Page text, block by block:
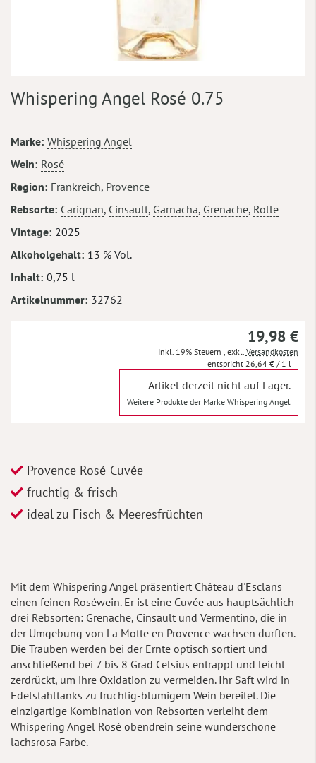
Anfang
springen
Whispering Angel Rosé 0.75
Mehr
Informationen
Marke Whispering Angel
Wein Rosé
Region Frankreich, Provence
Rebsorte Carignan, Cinsault, Garnacha, Grenache, Rolle
Vintage 2025
Alkoholgehalt 13 % Vol.
Inhalt 0,75 l
Artikelnummer 32762
19,98 €
Inkl. 19% Steuern exkl. Versandkosten
26,64 € / 1 l
Artikel derzeit nicht auf Lager.
Weitere Produkte der Marke Whispering Angel
Provence Rosé-Cuvée
fruchtig & frisch
ideal zu Fisch & Meeresfrüchten
Mit dem Whispering Angel präsentiert Château d'Esclans
einen feinen Roséwein. Er ist eine Cuvée aus hauptsächlich
drei Rebsorten: Grenache, Cinsault und Vermentino, die in
der Umgebung von La Motte en Provence wachsen durften.
Die Trauben werden bei der Ernte optisch sortiert und
anschließend bei 7 bis 8 Grad Celsius entrappt und leicht
zerdrückt, um ihre Oxidation zu vermeiden. Ihr Saft wird in
Edelstahltanks zu fruchtig-blumigem Wein bereitet. Die
einzigartige Kombination von Rebsorten verleiht dem
Whispering Angel Rosé obendrein seine wunderschöne
lachsrosa Farbe.